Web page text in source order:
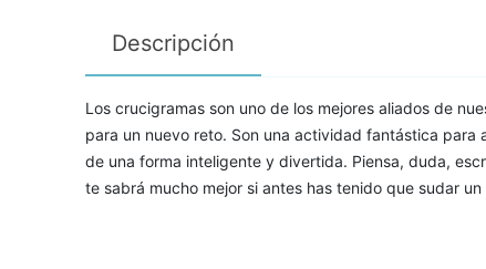
Descripción
Los crucigramas son uno de los mejores aliados de
para un nuevo reto. Son una actividad fantástica para
de una forma inteligente y divertida. Piensa, duda,
te sabrá mucho mejor si antes has tenido que sudar